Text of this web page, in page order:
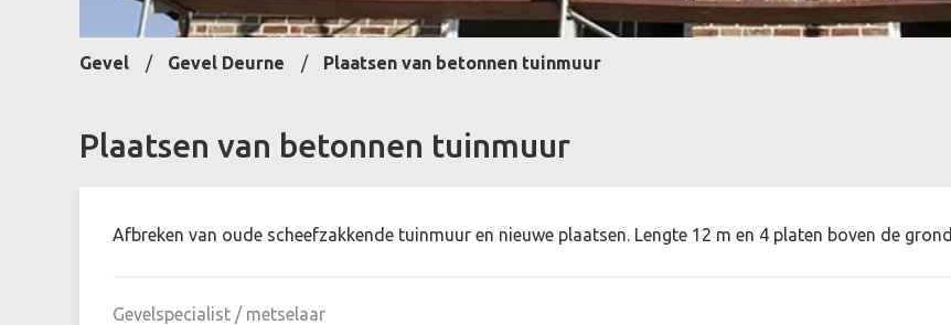
Gevel Gevel Deurne Plaatsen van betonnen tuinmuur
Plaatsen van betonnen tuinmuur
Afbreken van oude scheefzakkende tuinmuur en nieuwe plaatsen. Lengte 12 m en 4 platen boven de grond
Gevelspecialist / metselaar